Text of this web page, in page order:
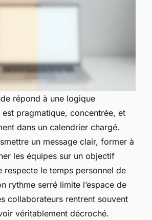
répond à une logique
est pragmatique, concentrée, et
dans un calendrier chargé.
un message clair, former à
les équipes sur un objectif
respecte le temps personnel de
rythme serré limite l’espace de
collaborateurs rentrent souvent
véritablement décroché.